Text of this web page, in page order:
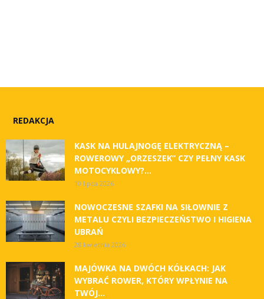
REDAKCJA
KASK NA HULAJNOGĘ ELEKTRYCZNĄ –
ROWEROWY „ORZESZEK” CZY PEŁNY KASK
MOTOCYKLOWY?...
10 lipca 2026
NOWOCZESNE SZAFKI NA SIŁOWNIE Z
METALU CZYLI BEZPIECZEŃSTWO I HIGIENA
UBRAŃ
28 kwietnia 2026
MAJÓWKA NA DWÓCH KÓŁKACH: JAK
WYBRAĆ ROWER, KTÓRY WPŁYNIE NA
TWÓJ...